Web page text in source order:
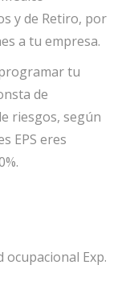
y de Retiro, por
a tu empresa.
tu
de
riesgos, según
EPS eres
ocupacional Exp.